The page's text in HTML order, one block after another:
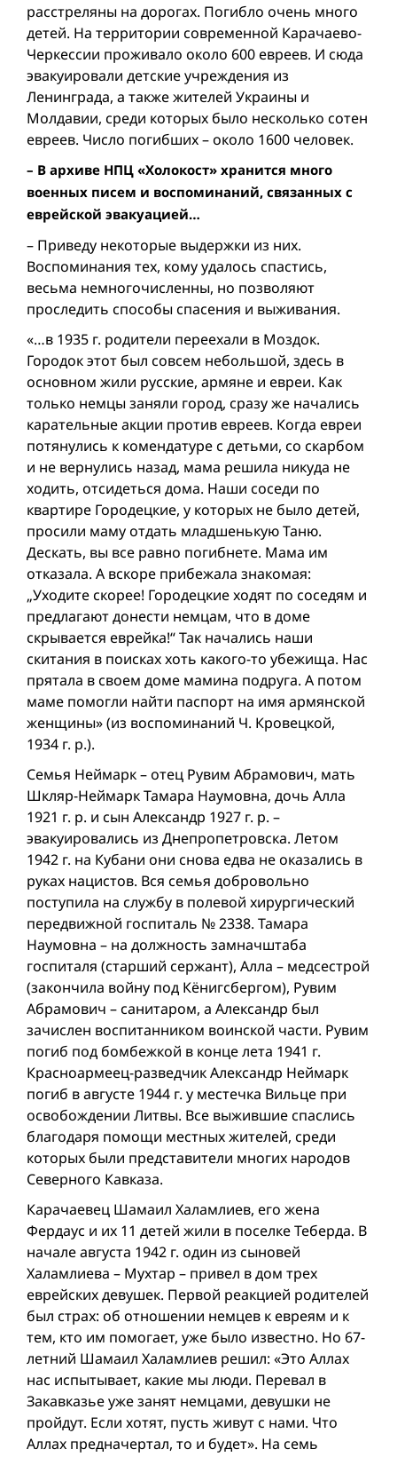
расстреляны на дорогах. Погибло очень много
детей. На территории современной Карачаево-
Черкессии проживало около 600 евреев. И сюда
эвакуировали детские учреждения из
Ленинграда, а также жителей Украины и
Молдавии, среди которых было несколько сотен
евреев. Число погибших – около 1600 человек.
– В архиве НПЦ «Холокост» хранится много
военных писем и воспоминаний, связанных с
еврейской эвакуацией…
– Приведу некоторые выдержки из них.
Воспоминания тех, кому удалось спастись,
весьма немногочисленны, но позволяют
проследить способы спасения и выживания.
«…в 1935 г. родители переехали в Моздок.
Городок этот был совсем небольшой, здесь в
основном жили русские, армяне и евреи. Как
только немцы заняли город, сразу же начались
карательные акции против евреев. Когда евреи
потянулись к комендатуре с детьми, со скарбом
и не вернулись назад, мама решила никуда не
ходить, отсидеться дома. Наши соседи по
квартире Городецкие, у которых не было детей,
просили маму отдать младшенькую Таню.
Дескать, вы все равно погибнете. Мама им
отказала. А вскоре прибежала знакомая:
„Уходите скорее! Городецкие ходят по соседям и
предлагают донести немцам, что в доме
скрывается еврейка!“ Так начались наши
скитания в поисках хоть какого-то убежища. Нас
прятала в своем доме мамина подруга. А потом
маме помогли найти паспорт на имя армянской
женщины» (из воспоминаний Ч. Кровецкой,
1934 г. р.).
Семья Неймарк – отец Рувим Абрамович, мать
Шкляр-Неймарк Тамара Наумовна, дочь Алла
1921 г. р. и сын Александр 1927 г. р. –
эвакуировались из Днепропетровска. Летом
1942 г. на Кубани они снова едва не оказались в
руках нацистов. Вся семья добровольно
поступила на службу в полевой хирургический
передвижной госпиталь № 2338. Тамара
Наумовна – на должность замначштаба
госпиталя (старший сержант), Алла – медсестрой
(закончила войну под Кёнигсбергом), Рувим
Абрамович – санитаром, а Александр был
зачислен воспитанником воинской части. Рувим
погиб под бомбежкой в конце лета 1941 г.
Красноармеец-разведчик Александр Неймарк
погиб в августе 1944 г. у местечка Вильце при
освобождении Литвы. Все выжившие спаслись
благодаря помощи местных жителей, среди
которых были представители многих народов
Северного Кавказа.
Карачаевец Шамаил Халамлиев, его жена
Фердаус и их 11 детей жили в поселке Теберда. В
начале августа 1942 г. один из сыновей
Халамлиева – Мухтар – привел в дом трех
еврейских девушек. Первой реакцией родителей
был страх: об отношении немцев к евреям и к
тем, кто им помогает, уже было известно. Но 67-
летний Шамаил Халамлиев решил: «Это Аллах
нас испытывает, какие мы люди. Перевал в
Закавказье уже занят немцами, девушки не
пройдут. Если хотят, пусть живут с нами. Что
Аллах предначертал, то и будет». На семь